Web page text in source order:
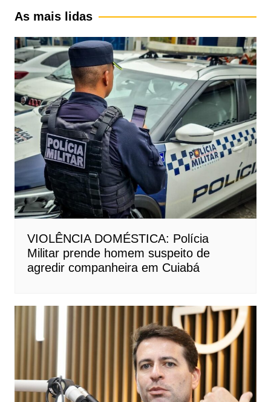
As mais lidas
VIOLÊNCIA DOMÉSTICA: Polícia
Militar prende homem suspeito de
agredir companheira em Cuiabá